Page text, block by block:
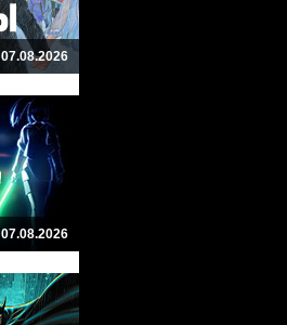
07.08.2026
07.08.2026